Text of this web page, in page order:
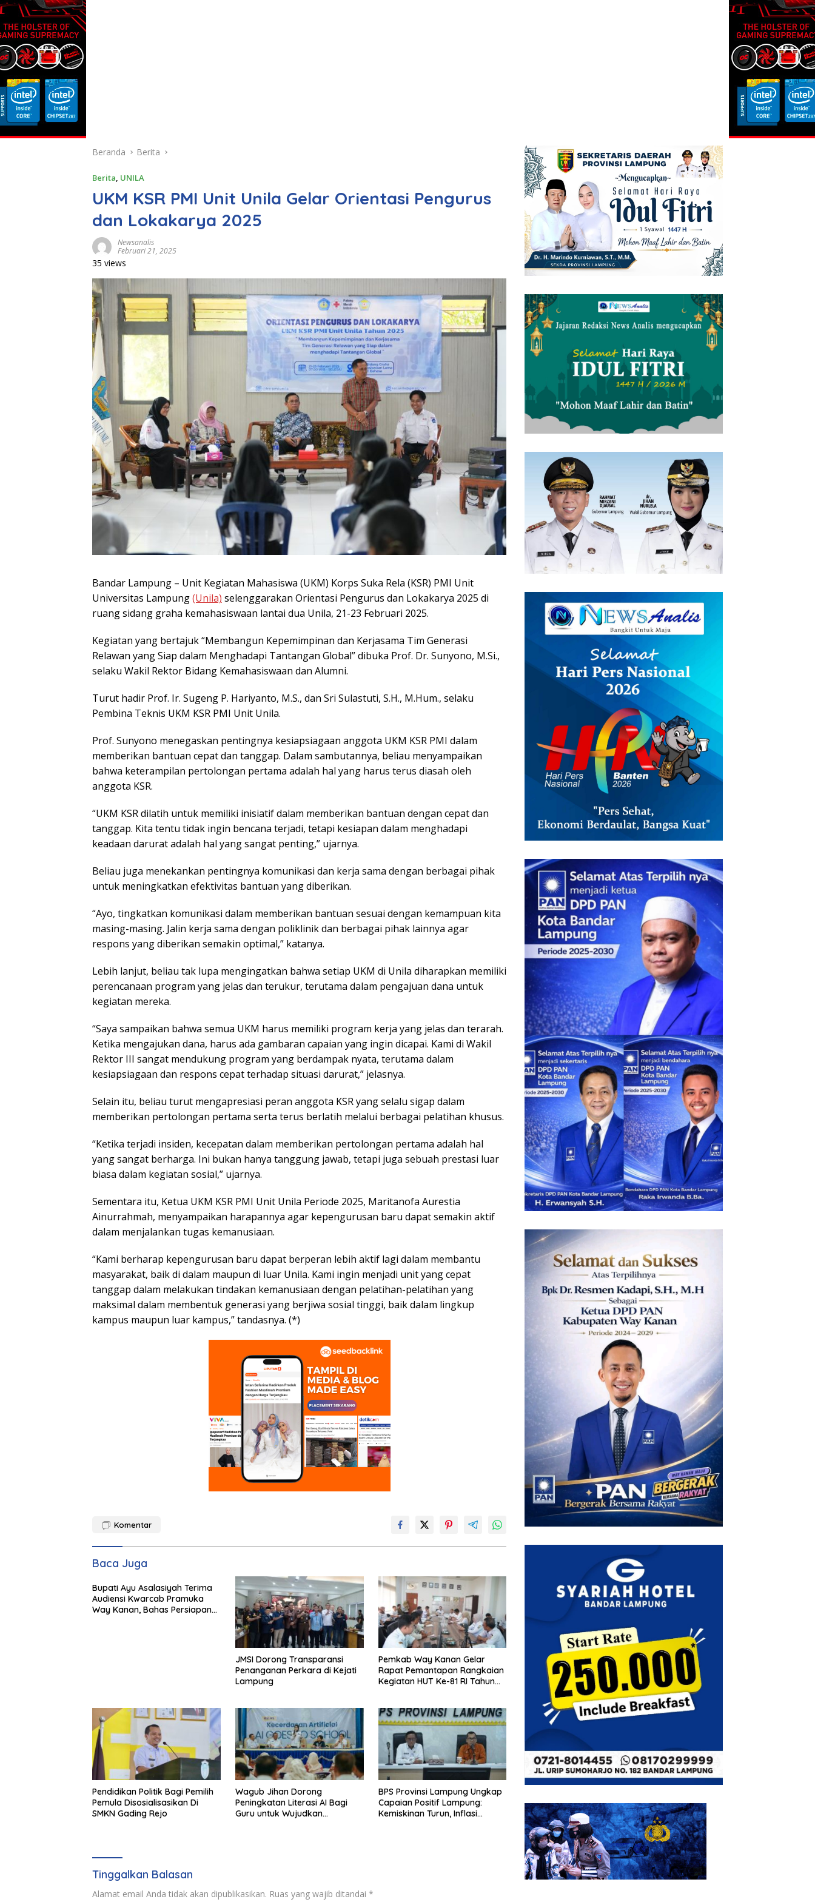
Beranda Berita
Berita, UNILA
UKM KSR PMI Unit Unila Gelar Orientasi Pengurus
dan Lokakarya 2025
Newsanalis
Februari 21, 2025
35 views
Bandar Lampung – Unit Kegiatan Mahasiswa (UKM) Korps Suka Rela (KSR) PMI Unit
Universitas Lampung(Unila) selenggarakan Orientasi Pengurus dan Lokakarya 2025 di
ruang sidang graha kemahasiswaan lantai dua Unila, 21-23 Februari 2025.
Kegiatan yang bertajuk “Membangun Kepemimpinan dan Kerjasama Tim Generasi
Relawan yang Siap dalam Menghadapi Tantangan Global” dibuka Prof. Dr. Sunyono, M.Si.,
selaku Wakil Rektor Bidang Kemahasiswaan dan Alumni.
Turut hadir Prof. Ir. Sugeng P. Hariyanto, M.S., dan Sri Sulastuti, S.H., M.Hum., selaku
Pembina Teknis UKM KSR PMI Unit Unila.
Prof. Sunyono menegaskan pentingnya kesiapsiagaan anggota UKM KSR PMI dalam
memberikan bantuan cepat dan tanggap. Dalam sambutannya, beliau menyampaikan
bahwa keterampilan pertolongan pertama adalah hal yang harus terus diasah oleh
anggota KSR.
“UKM KSR dilatih untuk memiliki inisiatif dalam memberikan bantuan dengan cepat dan
tanggap. Kita tentu tidak ingin bencana terjadi, tetapi kesiapan dalam menghadapi
keadaan darurat adalah hal yang sangat penting,” ujarnya.
Beliau juga menekankan pentingnya komunikasi dan kerja sama dengan berbagai pihak
untuk meningkatkan efektivitas bantuan yang diberikan.
“Ayo, tingkatkan komunikasi dalam memberikan bantuan sesuai dengan kemampuan kita
masing-masing. Jalin kerja sama dengan poliklinik dan berbagai pihak lainnya agar
respons yang diberikan semakin optimal,” katanya.
Lebih lanjut, beliau tak lupa mengingatkan bahwa setiap UKM di Unila diharapkan memiliki
perencanaan program yang jelas dan terukur, terutama dalam pengajuan dana untuk
kegiatan mereka.
“Saya sampaikan bahwa semua UKM harus memiliki program kerja yang jelas dan terarah.
Ketika mengajukan dana, harus ada gambaran capaian yang ingin dicapai. Kami di Wakil
Rektor III sangat mendukung program yang berdampak nyata, terutama dalam
kesiapsiagaan dan respons cepat terhadap situasi darurat,” jelasnya.
Selain itu, beliau turut mengapresiasi peran anggota KSR yang selalu sigap dalam
memberikan pertolongan pertama serta terus berlatih melalui berbagai pelatihan khusus.
“Ketika terjadi insiden, kecepatan dalam memberikan pertolongan pertama adalah hal
yang sangat berharga. Ini bukan hanya tanggung jawab, tetapi juga sebuah prestasi luar
biasa dalam kegiatan sosial,” ujarnya.
Sementara itu, Ketua UKM KSR PMI Unit Unila Periode 2025, Maritanofa Aurestia
Ainurrahmah, menyampaikan harapannya agar kepengurusan baru dapat semakin aktif
dalam menjalankan tugas kemanusiaan.
“Kami berharap kepengurusan baru dapat berperan lebih aktif lagi dalam membantu
masyarakat, baik di dalam maupun di luar Unila. Kami ingin menjadi unit yang cepat
tanggap dalam melakukan tindakan kemanusiaan dengan pelatihan-pelatihan yang
maksimal dalam membentuk generasi yang berjiwa sosial tinggi, baik dalam lingkup
kampus maupun luar kampus,” tandasnya. (*)
Komentar
Baca Juga
Bupati Ayu Asalasiyah Terima
Audiensi Kwarcab Pramuka
Way Kanan, Bahas Persiapan
JMSI Dorong Transparansi
Penanganan Perkara di Kejati
Lampung
Pemkab Way Kanan Gelar
Rapat Pemantapan Rangkaian
Kegiatan HUT Ke-81 RI Tahun
Pendidikan Politik Bagi Pemilih
Pemula Disosialisasikan Di
SMKN Gading Rejo
Wagub Jihan Dorong
Peningkatan Literasi AI Bagi
Guru untuk Wujudkan
BPS Provinsi Lampung Ungkap
Capaian Positif Lampung:
Kemiskinan Turun, Inflasi
Tinggalkan Balasan
Alamat email Anda tidak akan dipublikasikan. Ruas yang wajib ditandai *